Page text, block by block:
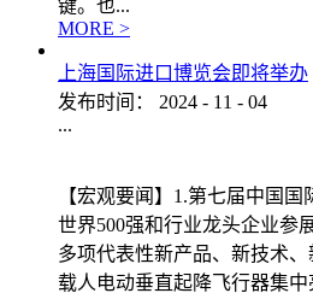
键。也...
MORE >
上海国际进口博览会即将举办
发布时间：
2024 - 11 - 04
...
【宏观要闻】1.第七届中国
世界500强和行业龙头企业参
多项代表性新产品、新技术
载人电动垂直起降飞行器集